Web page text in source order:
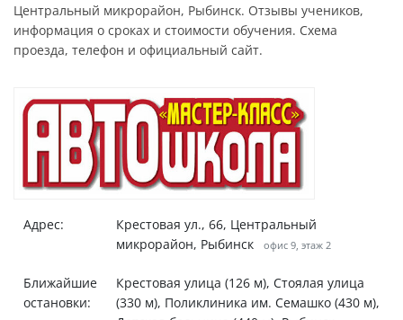
Центральный микрорайон, Рыбинск. Отзывы учеников,
информация о сроках и стоимости обучения. Схема
проезда, телефон и официальный сайт.
Адрес:
Крестовая ул., 66, Центральный
микрорайон, Рыбинск
офис 9, этаж 2
Ближайшие
остановки:
Крестовая улица (126 м), Стоялая улица
(330 м), Поликлиника им. Семашко (430 м),